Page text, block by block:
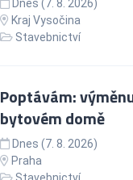
Dnes (7. 8. 2026)
Kraj Vysočina
Stavebnictví
Poptávám:
bytovém domě
Dnes (7. 8. 2026)
Praha